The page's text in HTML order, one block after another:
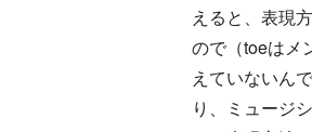
えると、表現
ので（toeはメ
えていないん
り、ミュージ